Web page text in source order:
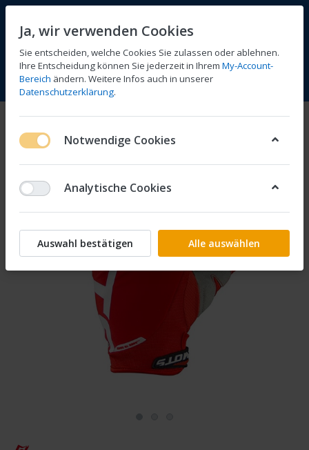
Menü Anmelden Vergleichen Wunschliste
Ja, wir verwenden Cookies
Sie entscheiden, welche Cookies Sie zulassen oder ablehnen.
Ihre Entscheidung können Sie jederzeit in Ihrem My-Account-
Bereich ändern. Weitere Infos auch in unserer
Datenschutzerklärung.
Notwendige Cookies
Analytische Cookies
Auswahl bestätigen Alle auswählen